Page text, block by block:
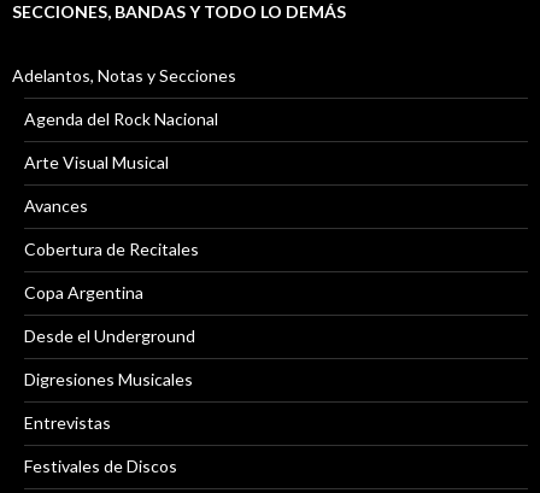
SECCIONES, BANDAS Y TODO LO DEMÁS
Adelantos, Notas y Secciones
Agenda del Rock Nacional
Arte Visual Musical
Avances
Cobertura de Recitales
Copa Argentina
Desde el Underground
Digresiones Musicales
Entrevistas
Festivales de Discos